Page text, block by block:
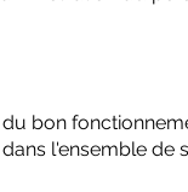
bon
l'ensemble de